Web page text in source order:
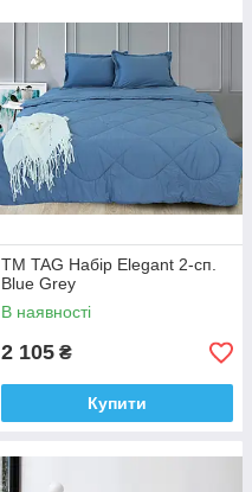
ТМ TAG Набір Elegant 2-сп.
Blue Grey
В наявності
2 105 ₴
Купити